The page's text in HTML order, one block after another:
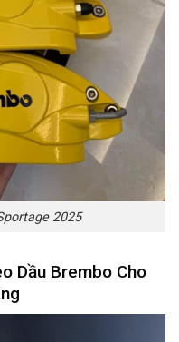
2025
Dầu Brembo Cho